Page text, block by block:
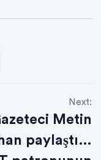
Next:
Metin
paylaştı…